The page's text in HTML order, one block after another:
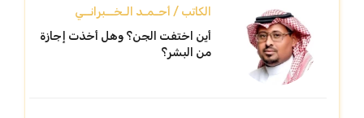
الكاتب / أحـمـد الـخــبرانــي
أين اختفت الجن؟ وهل أخذت إجازة
من البشر؟